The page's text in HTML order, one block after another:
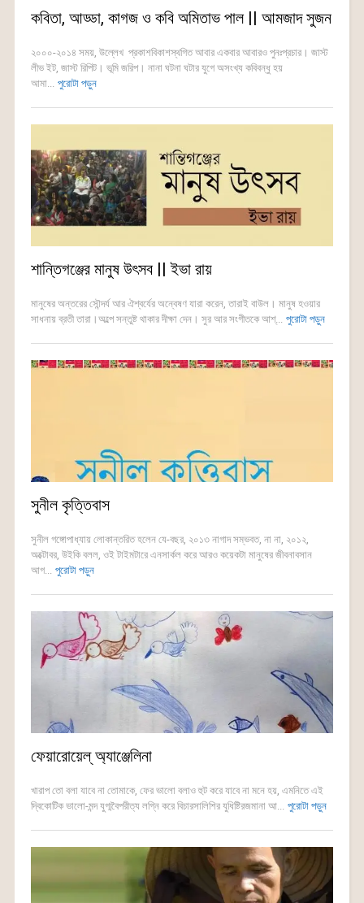
কবিতা, আড্ডা, কাগজ ও কবি অমিতাভ পাল || আমজাদ সুজন
২০০০-২০১৪ সময়, উল্লেখ প্রকাশবিকাশস্থগিত আবার একবার আবারও পুনঃপ্রচার। জাস্ট
লীভ ইট, জাস্ট রিপিট। ভূমি জরিপ। নানা ঘটনা ঘটার যুগে অসংখ্য কবিবন্ধু হয়
আমা... পুরোটা পড়ুন
শান্তিগঞ্জের মানুষ উৎসব || ইভা রায়
মানুষের অন্তরের সৌন্দর্য আর ঐশ্বর্যের অন্বেষণ যারা করেন, তারাই বাউল। মানুষ হওয়ার
সাধনায় ব্রতী তারা।অল্পে সন্তুষ্ট থাকার দীক্ষা দেন। সুর আর সংগীতকে আশ্... পুরোটা পড়ুন
সুনীল কৃত্তিবাস
সুনীল গঙ্গোপাধ্যায় লোকান্তরিত হলেন যে-বছর, ২০১৩ নাগাদ সম্ভবত, না না, ২০১২,
অক্টোবর, উইকি বলল, ওই টাইমটারে এনসার্কল করে আরও কয়েকটা মানুষের জীবনাবসান
আগ... পুরোটা পড়ুন
ফেয়ারোয়েল্ অ্যাঞ্জেলিনা
খারাপ তো বলা যাবে না তোমাকে, ফের ভালো বলাও হুট করে যাবে না মনে হয়, এমনিতে এই
দ্বিকোটিক ভালো-মন্দ যুগ্মবৈপরীত্য লগ্নি করে বিচারসালিশির যুধিষ্টিরজমানা আ... পুরোটা পড়ুন